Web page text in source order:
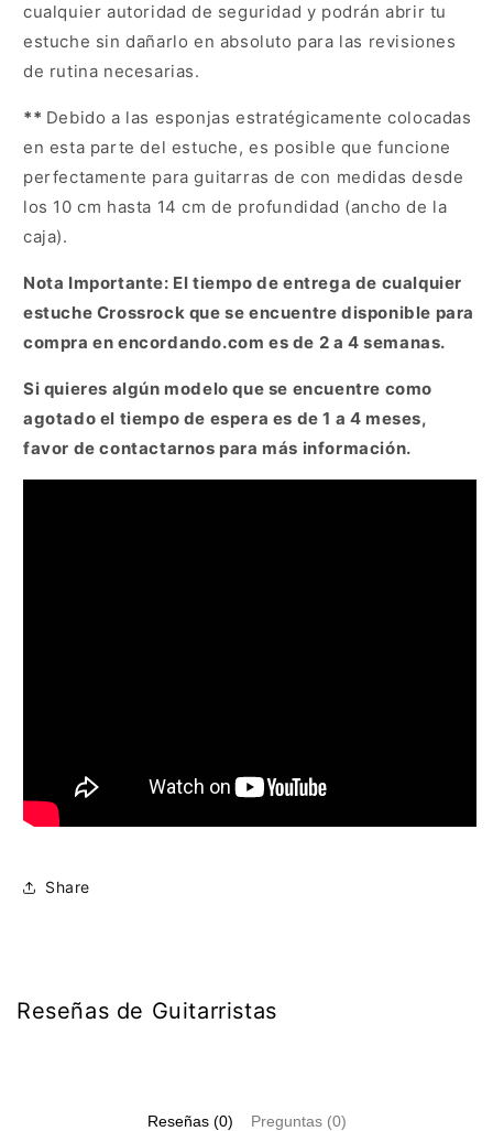
cualquier autoridad de seguridad y podrán abrir tu
estuche sin dañarlo en absoluto para las revisiones
de rutina necesarias.
** Debido a las esponjas estratégicamente colocadas
en esta parte del estuche, es posible que funcione
perfectamente para guitarras de con medidas desde
los 10 cm hasta 14 cm de profundidad (ancho de la
caja).
Nota Importante: El tiempo de entrega de cualquier
estuche Crossrock que se encuentre disponible para
compra en encordando.com es de 2 a 4 semanas.
Si quieres algún modelo que se encuentre como
agotado el tiempo de espera es de 1 a 4 meses,
favor de contactarnos para más información.
Share
Reseñas de Guitarristas
Reseñas (0) Preguntas (0)